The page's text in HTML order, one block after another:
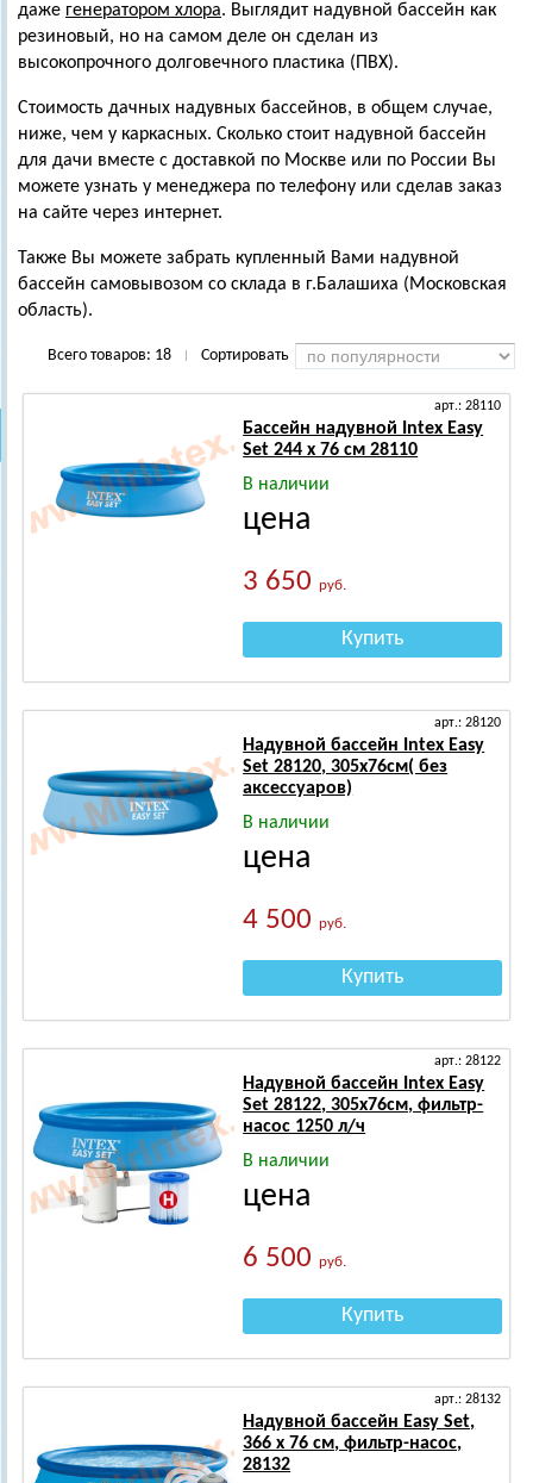
даже генератором хлора. Выглядит надувной бассейн как
резиновый, но на самом деле он сделан из
высокопрочного долговечного пластика (ПВХ).
Стоимость дачных надувных бассейнов, в общем случае,
ниже, чем у каркасных. Сколько стоит надувной бассейн
для дачи вместе с доставкой по Москве или по России Вы
можете узнать у менеджера по телефону или сделав заказ
на сайте через интернет.
Также Вы можете забрать купленный Вами надувной
бассейн самовывозом со склада в г.Балашиха (Московская
область).
Всего товаров: 18 Сортировать
арт.: 28110
Бассейн надувной Intex Easy
Set 244 х 76 см 28110
В наличии
цена
3 650руб.
Купить
арт.: 28120
Надувной бассейн Intex Easy
Set 28120, 305х76см( без
аксессуаров)
В наличии
цена
4 500руб.
Купить
арт.: 28122
Надувной бассейн Intex Easy
Set 28122, 305х76см, фильтр-
насос 1250 л/ч
В наличии
цена
6 500руб.
Купить
арт.: 28132
Надувной бассейн Easy Set,
366 х 76 см, фильтр-насос,
28132